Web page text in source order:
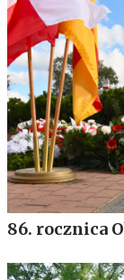
86. rocznica